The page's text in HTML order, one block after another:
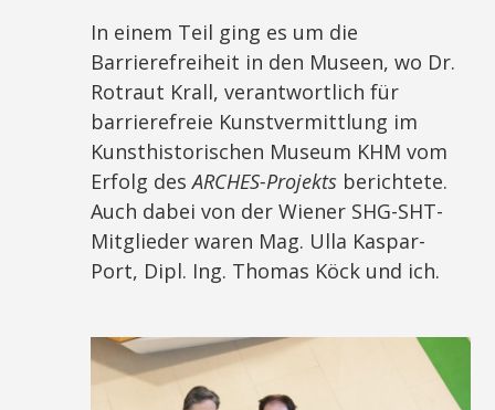
In einem Teil ging es um die
Barrierefreiheit in den Museen, wo Dr.
Rotraut Krall, verantwortlich für
barrierefreie Kunstvermittlung im
Kunsthistorischen Museum KHM vom
Erfolg desARCHES-Projekts berichtete.
Auch dabei von der Wiener SHG-SHT-
Mitglieder waren Mag. Ulla Kaspar-
Port, Dipl. Ing. Thomas Köck und ich.